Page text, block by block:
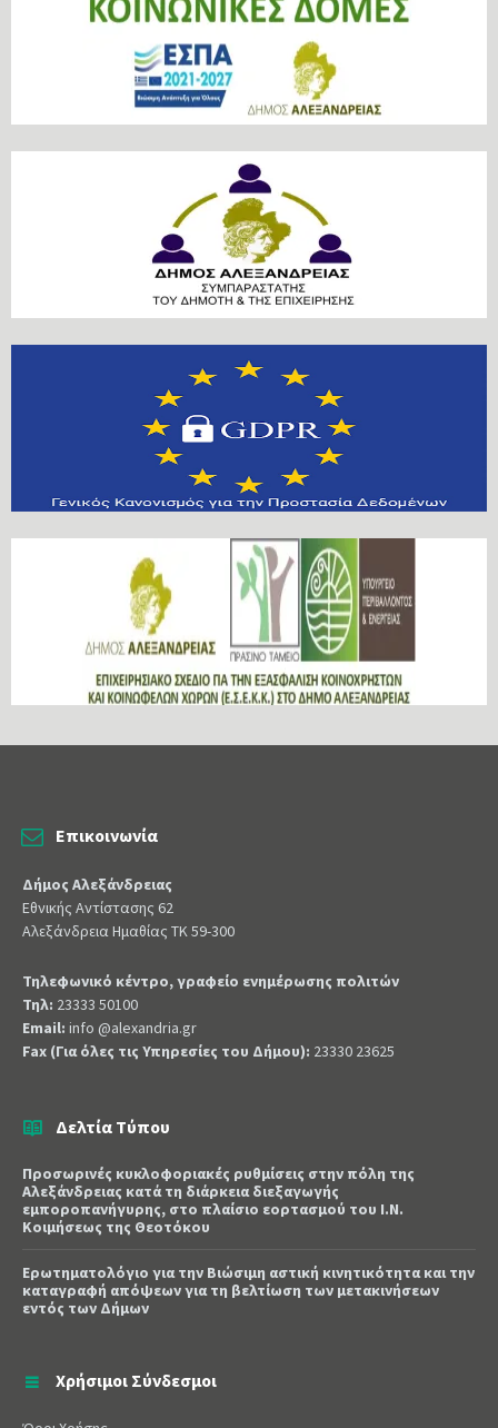
Επικοινωνία
Δήμος Αλεξάνδρειας
Εθνικής Αντίστασης 62
Αλεξάνδρεια Ημαθίας ΤΚ 59-300
Τηλεφωνικό κέντρο, γραφείο ενημέρωσης πολιτών
Τηλ: 23333 50100
Email: info @alexandria.gr
Fax (Για όλες τις Υπηρεσίες του Δήμου): 23330 23625
Δελτία Τύπου
Προσωρινές κυκλοφοριακές ρυθμίσεις στην πόλη της
Αλεξάνδρειας κατά τη διάρκεια διεξαγωγής
εμποροπανήγυρης, στο πλαίσιο εορτασμού του Ι.Ν.
Κοιμήσεως της Θεοτόκου
Ερωτηματολόγιο για την Βιώσιμη αστική κινητικότητα και την
καταγραφή απόψεων για τη βελτίωση των μετακινήσεων
εντός των Δήμων
Χρήσιμοι Σύνδεσμοι